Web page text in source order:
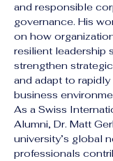
and responsible
governance. His
on how
resilient leadership
strengthen
and adapt to
business
As a Swiss
Alumni, Dr. Matt
university’s global
professionals